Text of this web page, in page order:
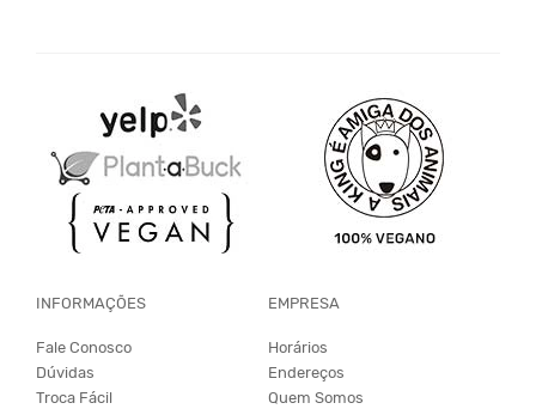
INFORMAÇÕES
Fale Conosco
Dúvidas
Troca Fácil
EMPRESA
Horários
Endereços
Quem Somos